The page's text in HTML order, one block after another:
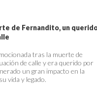
de Fernandito, un
tras la muerte de
de calle y era querido por
un gran impacto en la
vida y legado.